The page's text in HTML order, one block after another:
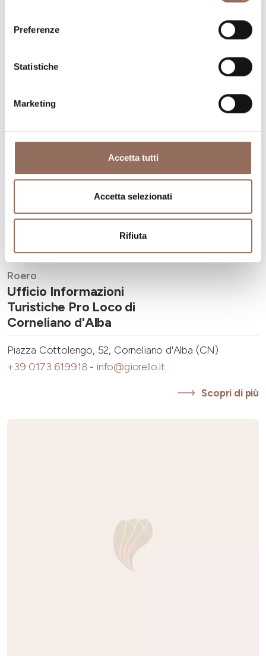
Preferenze
Statistiche
Marketing
Accetta tutti
Accetta selezionati
Rifiuta
Roero
Ufficio Informazioni
Turistiche Pro Loco di
Corneliano d'Alba
Piazza Cottolengo, 52, Corneliano d'Alba (CN)
+39 0173 619918 - info@giorello.it
Scopri di più